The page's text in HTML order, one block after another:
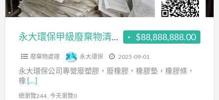
棄
物
$88,888,888.00
永大環保甲級廢棄物清除公司-廢塑膠處理
廢棄物處理 永大環保 2025-09-01
永大環保公司專營廢塑膠，廢橡膠，橡膠墊，橡膠條，
橡 […]
總瀏覽244 , 今天瀏覽0